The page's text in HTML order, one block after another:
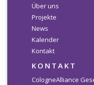
Über uns
Projekte
News
Kalender
Kontakt
KONTAKT
CologneAlliance